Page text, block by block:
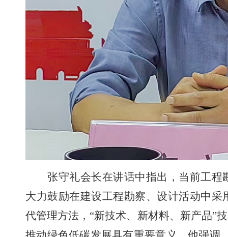
张守礼会长在讲话中指出，当前工
大力鼓励在建设工程勘察、设计活动中
代管理方法， “新技术、新材料、新产品”